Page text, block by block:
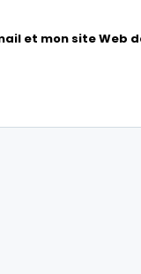
et mon site Web